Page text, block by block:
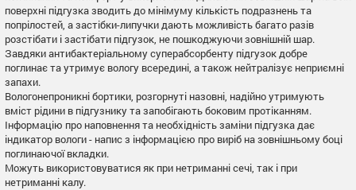
поверхні підгузка зводить до мінімуму кількість подразнень та
попрілостей, а застібки-липучки дають можливість багато разів
розстібати і застібати підгузок, не пошкоджуючи зовнішній шар.
Завдяки антибактеріальному суперабсорбенту підгузок добре
поглинає та утримує вологу всередині, а також нейтралізує неприємні
запахи.
Вологонепроникні бортики, розгорнуті назовні, надійно утримують
вміст рідини в підгузнику та запобігають боковим протіканням.
Інформацію про наповнення та необхідність заміни підгузка дає
індикатор вологи - напис з інформацією про виріб на зовнішньому боці
поглинаючої вкладки.
Можуть використовуватися як при нетриманні сечі, так і при
нетриманні калу.